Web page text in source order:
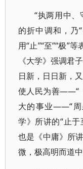
“执两用中、
的折中调和，乃
用“止”“至”“极”
《大学》强调君
日新，日日新，
使人民为善——“
大的事业——“周
学》所讲的“止于
也是《中庸》所
微，极高明而道中